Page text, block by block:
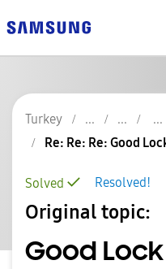
Turkey
Re: Re: Re: Good
Resolved!
Solved
Original topic:
Good